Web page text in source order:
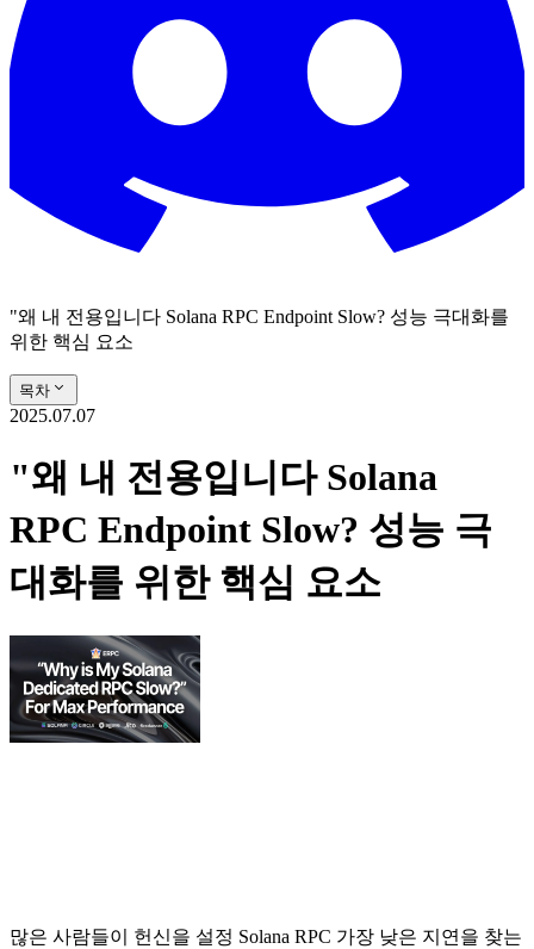
"왜 내 전용입니다 Solana RPC Endpoint Slow? 성능 극대화를
위한 핵심 요소
목차
2025.07.07
"왜 내 전용입니다 Solana
RPC Endpoint Slow? 성능 극
대화를 위한 핵심 요소
많은 사람들이 헌신을 설정 Solana RPC 가장 낮은 지연을 찾는